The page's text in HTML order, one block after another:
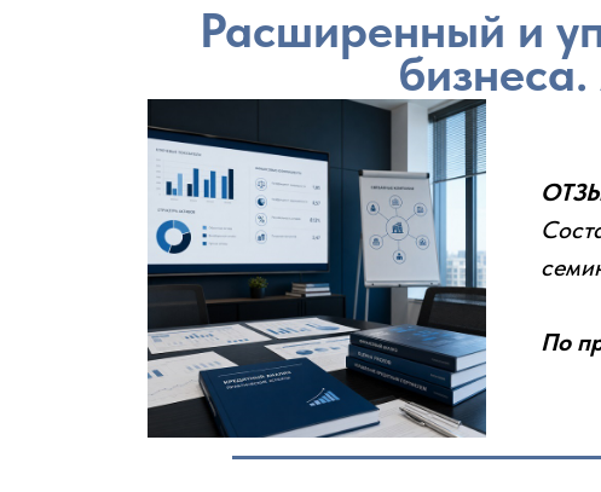
Расширенный и
По